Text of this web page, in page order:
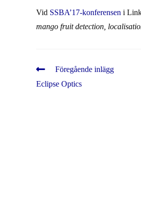
Vid SSBA’17-konferensen i
mango fruit detection,
Läs
artiklar
Föregående inlägg
Eclipse Optics